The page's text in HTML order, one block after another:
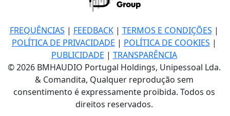
FREQUÊNCIAS | FEEDBACK| TERMOS E CONDIÇÕES |
POLÍTICA DE PRIVACIDADE | POLÍTICA DE COOKIES |
PUBLICIDADE | TRANSPARÊNCIA
© 2026 BMHAUDIO Portugal Holdings, Unipessoal Lda.
& Comandita, Qualquer reprodução sem
consentimento é expressamente proibida. Todos os
direitos reservados.